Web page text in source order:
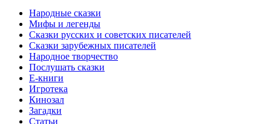
Народные сказки
Мифы и легенды
Сказки русских и советских писателей
Сказки зарубежных писателей
Народное творчество
Послушать сказки
Е-книги
Игротека
Кинозал
Загадки
Статьи